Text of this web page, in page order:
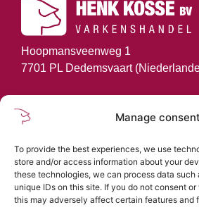
Manage consent
To provide the best experiences, we use
store and/or access information about your
these technologies, we can process data such
unique IDs on this site. If you do not consent
this may adversely affect certain features and
Hoopmansveenweg 1
7701 PL Dedemsvaart
+31 (0)523-616090
GEHE ZU
Startseite
Aktivitäten